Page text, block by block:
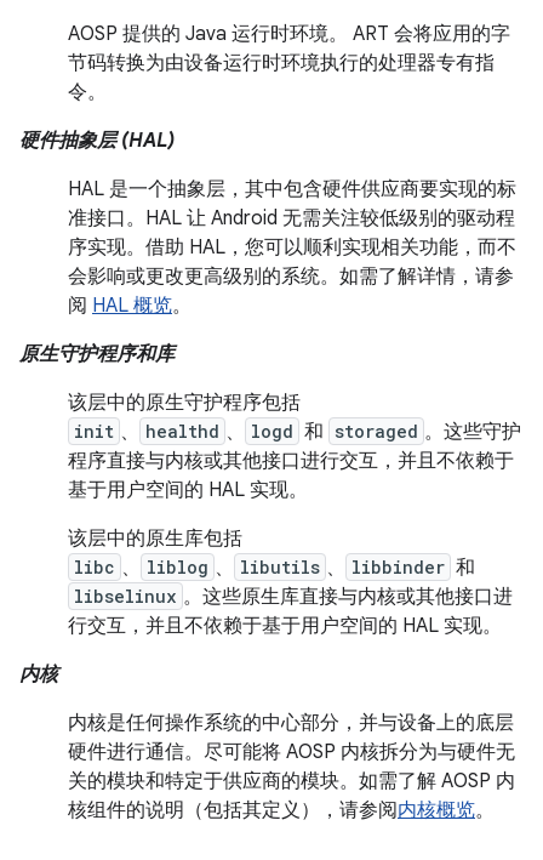
AOSP 提供的 Java 运行时环境。 ART 会将应用的字
节码转换为由设备运行时环境执行的处理器专有指
令。
硬件抽象层 (HAL)
HAL 是一个抽象层，其中包含硬件供应商要实现的标
准接口。HAL 让 Android 无需关注较低级别的驱动程
序实现。借助 HAL，您可以顺利实现相关功能，而不
会影响或更改更高级别的系统。如需了解详情，请参
阅 HAL 概览。
原生守护程序和库
该层中的原生守护程序包括
init 、 healthd 、 logd 和 storaged 。这些守护
程序直接与内核或其他接口进行交互，并且不依赖于
基于用户空间的 HAL 实现。
该层中的原生库包括
libc 、 liblog 、 libutils 、 libbinder 和
libselinux 。这些原生库直接与内核或其他接口进
行交互，并且不依赖于基于用户空间的 HAL 实现。
内核
内核是任何操作系统的中心部分，并与设备上的底层
硬件进行通信。尽可能将 AOSP 内核拆分为与硬件无
关的模块和特定于供应商的模块。如需了解 AOSP 内
核组件的说明（包括其定义），请参阅内核概览。